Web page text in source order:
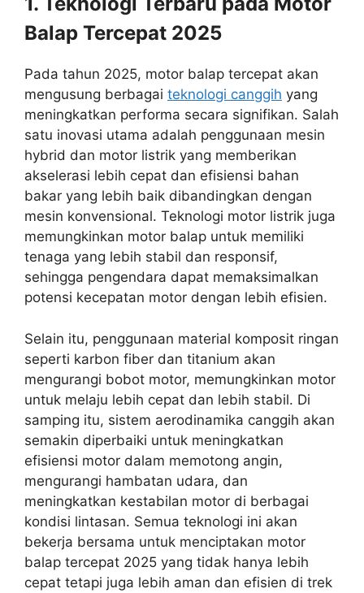
Balap Tercepat 2025
Pada tahun 2025, motor balap tercepat akan
mengusung berbagai teknologi canggih yang
meningkatkan performa secara signifikan. Salah
satu inovasi utama adalah penggunaan mesin
hybrid dan motor listrik yang memberikan
akselerasi lebih cepat dan efisiensi bahan
bakar yang lebih baik dibandingkan dengan
mesin konvensional. Teknologi motor listrik juga
memungkinkan motor balap untuk memiliki
tenaga yang lebih stabil dan responsif,
sehingga pengendara dapat memaksimalkan
potensi kecepatan motor dengan lebih efisien.
Selain itu, penggunaan material komposit ringan
seperti karbon fiber dan titanium akan
mengurangi bobot motor, memungkinkan motor
untuk melaju lebih cepat dan lebih stabil. Di
samping itu, sistem aerodinamika canggih akan
semakin diperbaiki untuk meningkatkan
efisiensi motor dalam memotong angin,
mengurangi hambatan udara, dan
meningkatkan kestabilan motor di berbagai
kondisi lintasan. Semua teknologi ini akan
bekerja bersama untuk menciptakan motor
balap tercepat 2025 yang tidak hanya lebih
cepat tetapi juga lebih aman dan efisien di trek